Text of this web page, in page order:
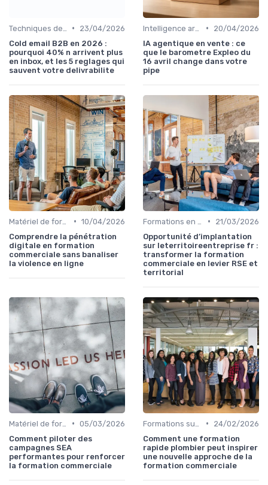
•
23/04/2026
Cold email B2B en 2026 :
pourquoi 40% n arrivent plus
en inbox, et les 5 reglages qui
sauvent votre delivrabilite
•
20/04/2026
IA agentique en vente : ce
que le barometre Expleo du
16 avril change dans votre
pipe
• 10/04/2026
Comprendre la pénétration
digitale en formation
commerciale sans banaliser
la violence en ligne
•
21/03/2026
Opportunité d’implantation
sur leterritoireentreprise fr :
transformer la formation
commerciale en levier RSE et
territorial
• 05/03/2026
Comment piloter des
campagnes SEA
performantes pour renforcer
la formation commerciale
•
24/02/2026
Comment une formation
rapide plombier peut inspirer
une nouvelle approche de la
formation commerciale